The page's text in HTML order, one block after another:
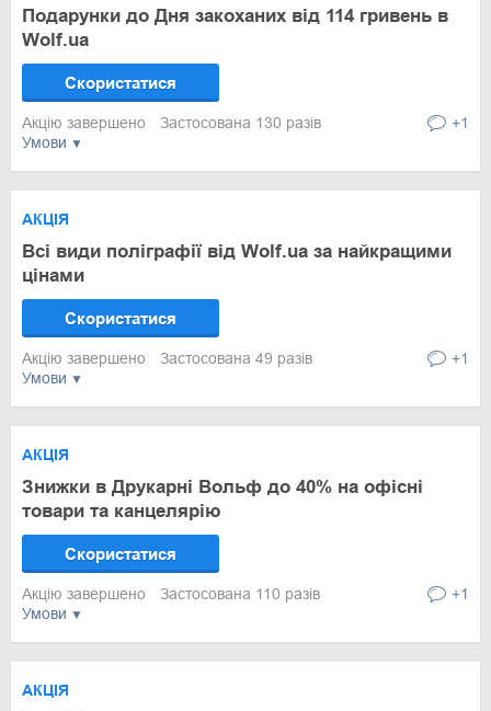
Умови
Подарунки до Дня закоханих від 114 гривень в
Wolf.ua
Скористатися
Акцію завершено Застосована 130 разів +1
Умови
АКЦІЯ
Всі види поліграфії від Wolf.ua за найкращими
цінами
Скористатися
Акцію завершено Застосована 49 разів +1
Умови
АКЦІЯ
Знижки в Друкарні Вольф до 40% на офісні
товари та канцелярію
Скористатися
Акцію завершено Застосована 110 разів +1
АКЦІЯ